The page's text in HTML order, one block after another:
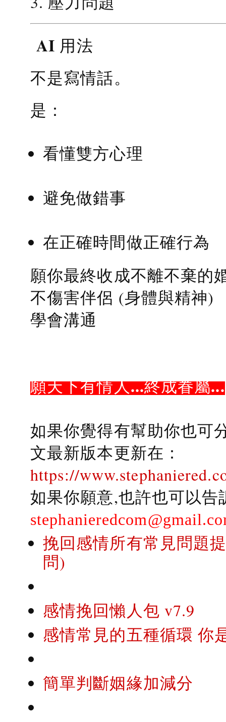
AI 用法
不是寫情話。
是：
看懂雙方心理
避免做錯事
在正確時間做正確行為
願你最終收成不離不棄的
不傷害伴侶 (身體與精神)
學會溝通
願天下有情人...終成眷屬...
如果你覺得有幫助你也可
文最新版本更新在：
https://
如果你願意,也許也可以
挽回感情所有常見問題
問)
感情挽回懶人包 v7.9
感情常見的五種循環 你
簡單判斷姻緣加減分